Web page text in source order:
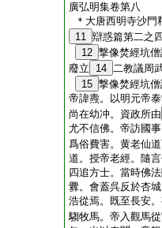
廣弘明集卷第八
＊大唐西明寺沙門
11 辯惑篇第二之
12 撃像焚經坑
廢立
14 二教議周
15 撃像焚經坑
帝諱燾。以明元帝
尚在幼冲。資政所由
尤不信佛。帝訪國
爲俗費害。黄老仙
道。授帝老經。隨
四追方士。當時佛
釁。會蓋呉反於杏
浩從焉。既至長安
騶牧馬。帝入觀馬